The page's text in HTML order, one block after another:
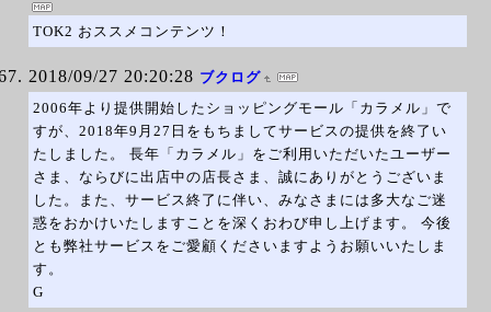
TOK2 おススメコンテンツ！
2018/09/27 20:20:28 ブクログ
2006年より提供開始したショッピングモール「カラメル」で
すが、2018年9月27日をもちましてサービスの提供を終了い
たしました。 長年「カラメル」をご利用いただいたユーザー
さま、ならびに出店中の店長さま、誠にありがとうございま
した。また、サービス終了に伴い、みなさまには多大なご迷
惑をおかけいたしますことを深くおわび申し上げます。 今後
とも弊社サービスをご愛顧くださいますようお願いいたしま
す。
G